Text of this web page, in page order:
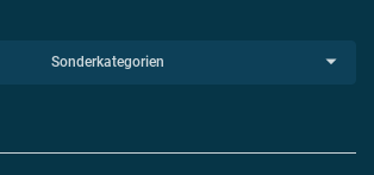
Sonderkategorien